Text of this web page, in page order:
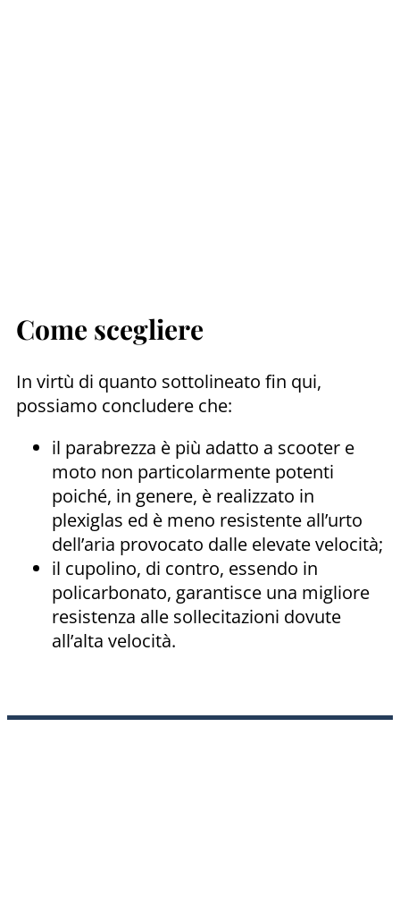
Come scegliere
In virtù di quanto sottolineato fin qui,
possiamo concludere che:
il parabrezza è più adatto a scooter e
moto non particolarmente potenti
poiché, in genere, è realizzato in
plexiglas ed è meno resistente all’urto
dell’aria provocato dalle elevate velocità;
il cupolino, di contro, essendo in
policarbonato, garantisce una migliore
resistenza alle sollecitazioni dovute
all’alta velocità.